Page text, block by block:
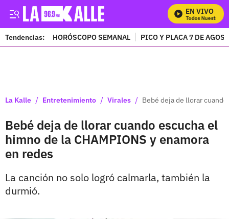
EN VIVO
Mira Todos Nuestros
Tendencias: HORÓSCOPO SEMANAL PICO Y PLACA 7 DE
La Kalle / Entretenimiento / Virales / Bebé deja de llorar
Bebé deja de llorar cuando escucha el
himno de la CHAMPIONS y enamora
en redes
La canción no solo logró calmarla, también la
durmió.